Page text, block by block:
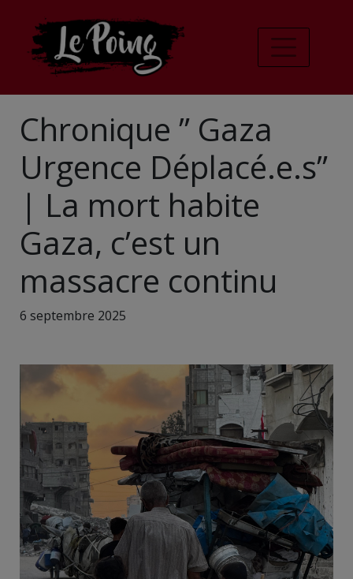
Chronique ” Gaza
Urgence Déplacé.e.s”
| La mort habite
Gaza, c’est un
massacre continu
6 septembre 2025